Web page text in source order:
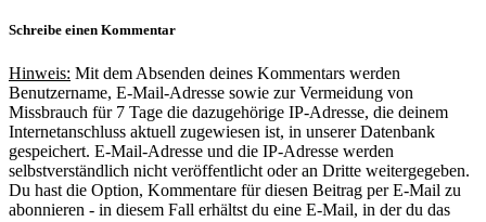
Schreibe einen Kommentar
Hinweis: Mit dem Absenden deines Kommentars werden
Benutzername, E-Mail-Adresse sowie zur Vermeidung von
Missbrauch für 7 Tage die dazugehörige IP-Adresse, die deinem
Internetanschluss aktuell zugewiesen ist, in unserer Datenbank
gespeichert. E-Mail-Adresse und die IP-Adresse werden
selbstverständlich nicht veröffentlicht oder an Dritte weitergegeben.
Du hast die Option, Kommentare für diesen Beitrag per E-Mail zu
abonnieren - in diesem Fall erhältst du eine E-Mail, in der du das